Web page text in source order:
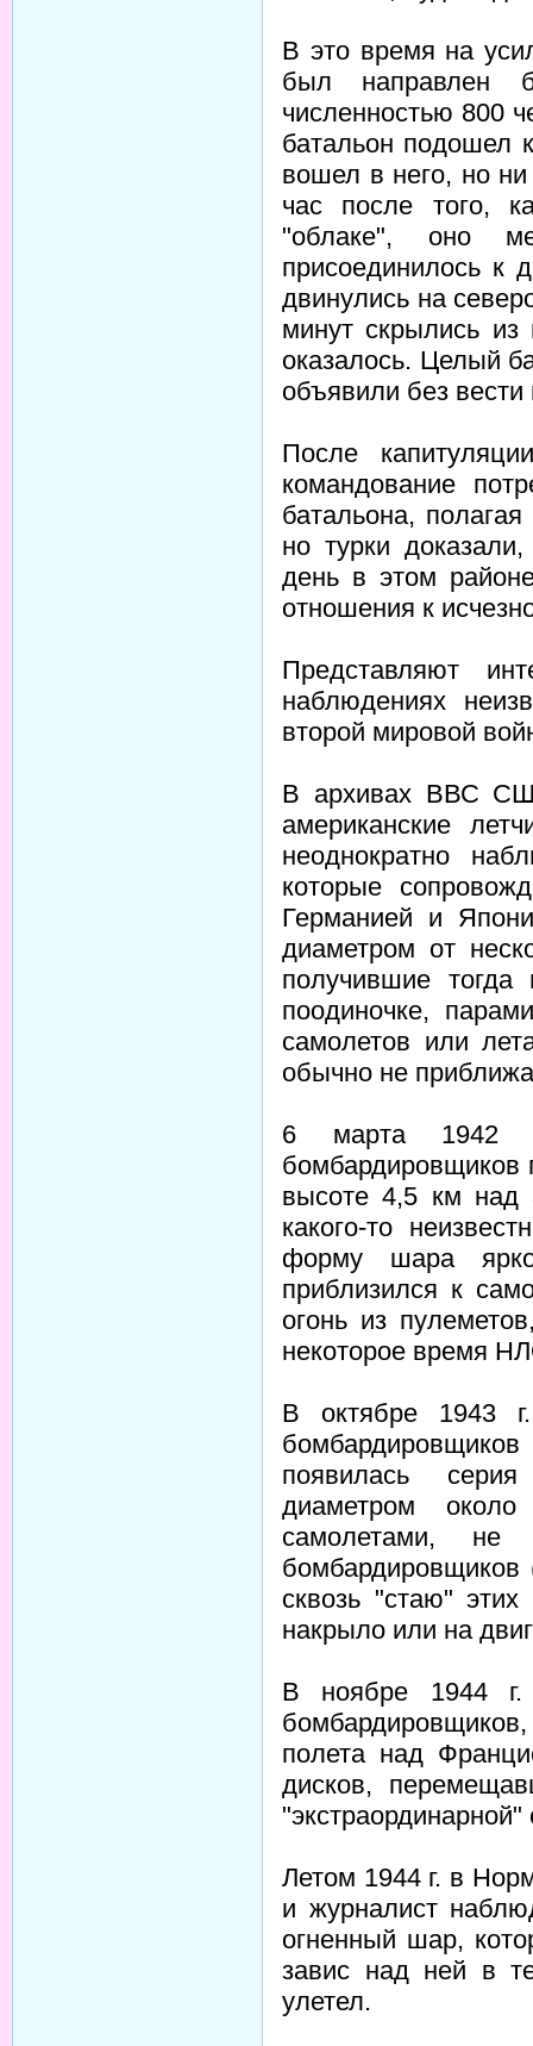
В это время на
был направлен
численностью 800
батальон подошел
вошел в него, но
час после того,
"облаке", оно
присоединилось к
двинулись на
минут скрылись
оказалось. Целый
объявили без
После
командование
батальона,
но турки
день в этом
отношения к
Представляют
наблюдениях
второй мировой
В архивах ВВС
американские
неоднократно
которые
Германией и
диаметром от
получившие тогда
поодиночке,
самолетов или
обычно не
6 марта 1942
бомбардировщиков
высоте 4,5 км над
какого-то
форму шара
приблизился к
огонь из
некоторое время
В октябре 1943
появилась
диаметром
самолетами,
сквозь "стаю" этих
накрыло или на
В ноябре 1944 г.
полета над
дисков,
"экстраординарной"
Летом 1944 г. в
и журналист
огненный шар,
завис над ней в
улетел.